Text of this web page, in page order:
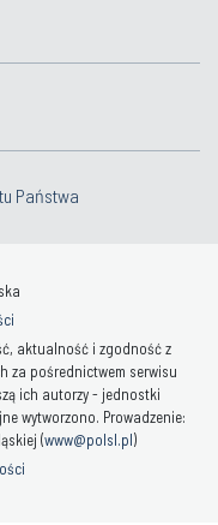
Państwa
aktualność i zgodność z
za pośrednictwem serwisu
ich autorzy - jednostki
wytworzono. Prowadzenie:
(www@polsl.pl)